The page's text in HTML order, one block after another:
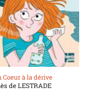
Coeur à la dérive
de LESTRADE